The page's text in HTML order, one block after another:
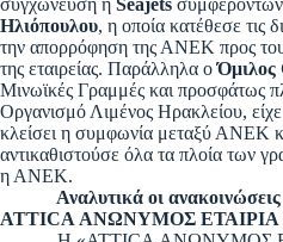
συγχώνευση η Seajets
Ηλιόπουλου, η οποία κατέθεσε τις
την απορρόφηση της ΑΝΕΚ προς
της εταιρείας. Παράλληλα ο
Μινωϊκές Γραμμές και προσφάτως
Οργανισμό Λιμένος Ηρακλείου,
κλείσει η συμφωνία μεταξύ ΑΝΕΚ
αντικαθιστούσε όλα τα πλοία των
η ΑΝΕΚ.
Αναλυτικά οι ανακοινώσεις
ATTICA ΑΝΩΝΥΜΟΣ